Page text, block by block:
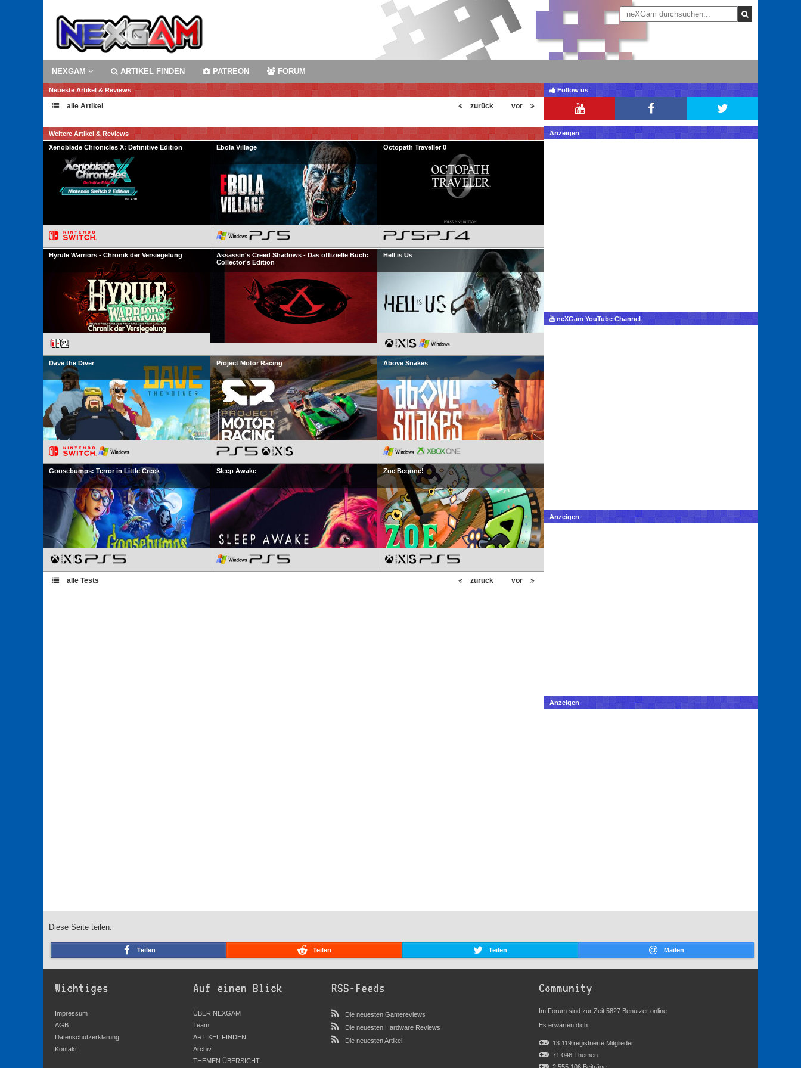
NEXGAM ARTIKEL FINDEN PATREON FORUM
Neueste Artikel & Reviews
alle Artikel vor
zurück
Weitere Artikel & Reviews
Xenoblade Chronicles X: Definitive Edition
Ebola Village Octopath Traveller 0
Hyrule Warriors - Chronik der Versiegelung
Assassin's Creed Shadows - Das offizielle Buch:
Collector's Edition
Hell is Us
Dave the Diver Project Motor Racing Above Snakes
Goosebumps: Terror in Little Creek Sleep Awake Zoe Begone!
alle Tests vor
zurück
Follow us
Anzeigen
neXGam YouTube Channel
Anzeigen
Anzeigen
Diese Seite teilen:
Teilen Teilen Teilen Mailen
Wichtiges
Impressum
AGB
Datenschutzerklärung
Kontakt
Auf einen Blick
ÜBER NEXGAM
Team
ARTIKEL FINDEN
Archiv
THEMEN ÜBERSICHT
RSS-Feeds
Die neuesten Gamereviews
Die neuesten Hardware Reviews
Die neuesten Artikel
Community
Im Forum sind zur Zeit 5827 Benutzer online
Es erwarten dich:
13.119 registrierte Mitglieder
71.046 Themen